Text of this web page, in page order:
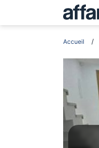
Accueil